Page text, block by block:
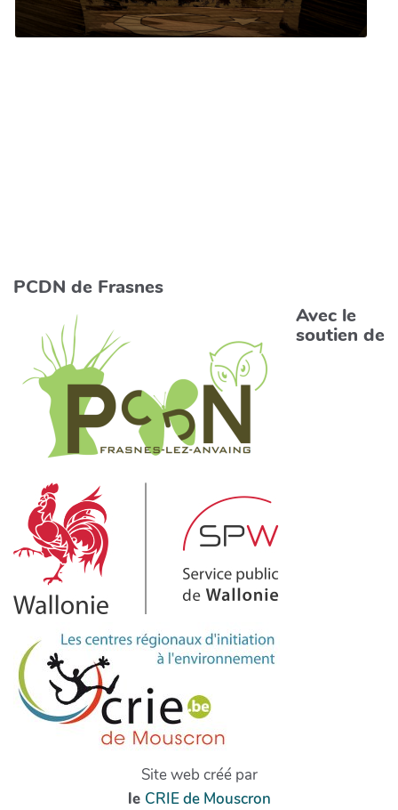
PCDN de Frasnes
Avec le
soutien de
Site web créé par
le CRIE de Mouscron